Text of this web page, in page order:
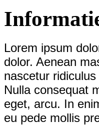
Lorem ipsum
dolor. Aenean
nascetur
Nulla consequat
eget, arcu. In
eu pede mollis